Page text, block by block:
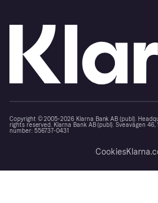
Copyright © 2005-2026 Klarna Bank AB (publ).
rights reserved. Klarna Bank AB (publ). Sveavägen 46,
number: 556737-0431
Cookies